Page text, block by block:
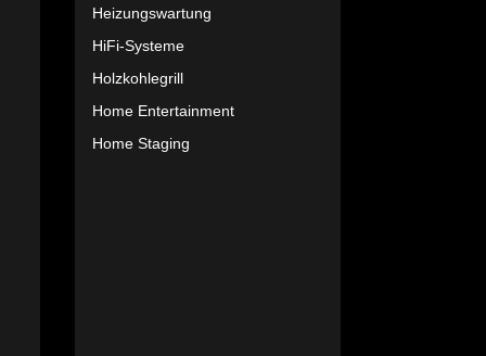
Heizungswartung
HiFi-Systeme
Holzkohlegrill
Home Entertainment
Home Staging